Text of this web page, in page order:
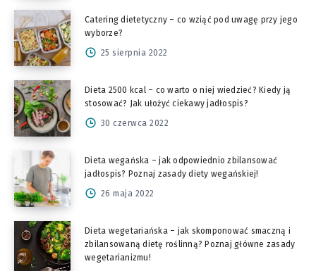
Catering dietetyczny – co wziąć pod uwagę przy jego
wyborze?
25 sierpnia 2022
Dieta 2500 kcal – co warto o niej wiedzieć? Kiedy ją
stosować? Jak ułożyć ciekawy jadłospis?
30 czerwca 2022
Dieta wegańska – jak odpowiednio zbilansować
jadłospis? Poznaj zasady diety wegańskiej!
26 maja 2022
Dieta wegetariańska – jak skomponować smaczną i
zbilansowaną dietę roślinną? Poznaj główne zasady
wegetarianizmu!